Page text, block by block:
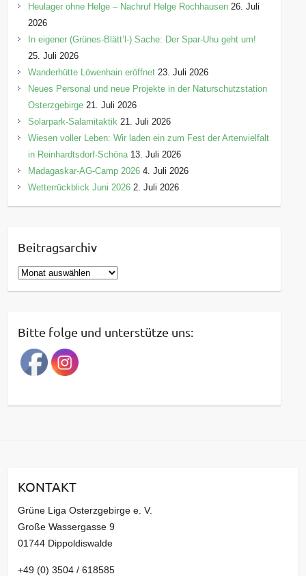
Heulager ohne Helge – Nachruf Helge Rochhausen 26. Juli
2026
In eigener (Grünes-Blätt’l-) Sache: Der Spar-Uhu geht um!
25. Juli 2026
Wanderhütte Löwenhain eröffnet 23. Juli 2026
Neues Personal und neue Projekte in der Naturschutzstation
Osterzgebirge 21. Juli 2026
Solarpark-Salamitaktik 21. Juli 2026
Wiesen voller Leben: Wir laden ein zum Fest der Artenvielfalt
in Reinhardtsdorf-Schöna 13. Juli 2026
Madagaskar-AG-Camp 2026 4. Juli 2026
Wetterrückblick Juni 2026 2. Juli 2026
Beitragsarchiv
B
e
r
a
g
a
v
Bitte folge und unterstütze uns:
KONTAKT
Grüne Liga Osterzgebirge e. V.
Große Wassergasse 9
01744 Dippoldiswalde
+49 (0) 3504 / 618585